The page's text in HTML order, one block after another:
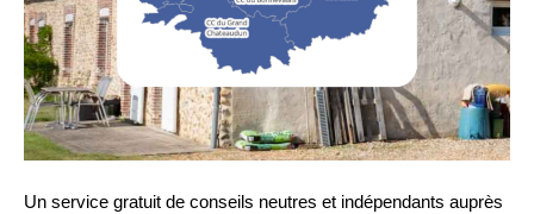
Un service gratuit de conseils neutres et indépendants auprès